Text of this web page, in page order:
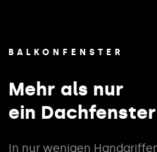
BALKONFENSTER
Mehr als nur
ein Dachfenster
In nur wenigen